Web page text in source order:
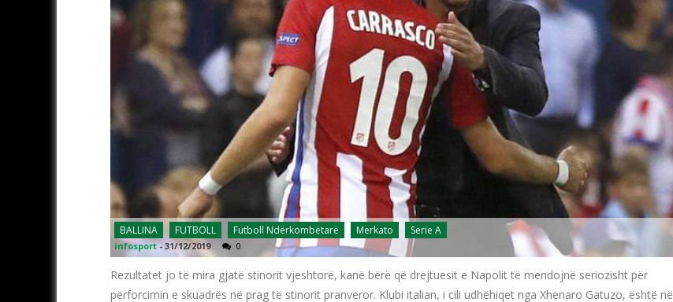
BALLINA FUTBOLL Futboll Ndërkombëtarë Merkato Serie A
infosport - 31/12/2019 0
Rezultatet jo të mira gjatë stinorit vjeshtorë, kanë bërë që drejtuesit e Napolit të mendojnë seriozisht për
përforcimin e skuadrës në prag të stinorit pranveror. Klubi italian, i cili udhëhiqet nga Xhenaro Gatuzo, është në